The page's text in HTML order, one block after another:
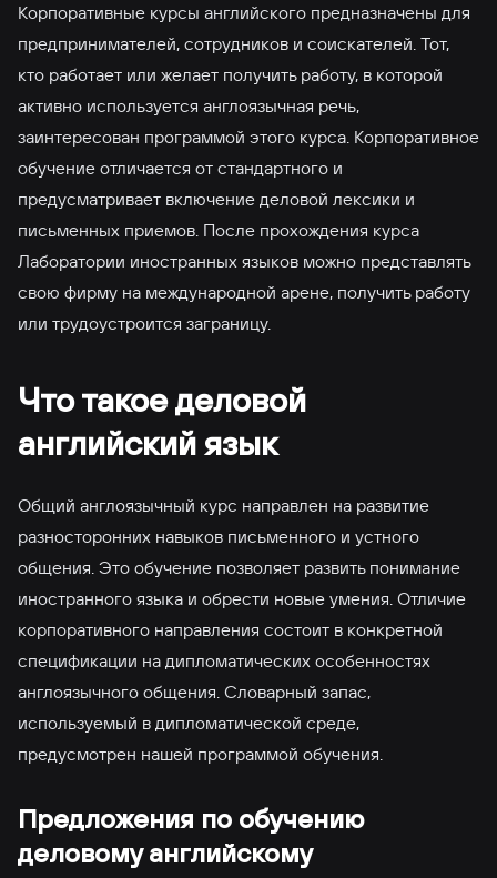
Корпоративные курсы английского предназначены для
предпринимателей, сотрудников и соискателей. Тот,
кто работает или желает получить работу, в которой
активно используется англоязычная речь,
заинтересован программой этого курса. Корпоративное
обучение отличается от стандартного и
предусматривает включение деловой лексики и
письменных приемов. После прохождения курса
Лаборатории иностранных языков можно представлять
свою фирму на международной арене, получить работу
или трудоустроится заграницу.
Что такое деловой
английский язык
Общий англоязычный курс направлен на развитие
разносторонних навыков письменного и устного
общения. Это обучение позволяет развить понимание
иностранного языка и обрести новые умения. Отличие
корпоративного направления состоит в конкретной
спецификации на дипломатических особенностях
англоязычного общения. Словарный запас,
используемый в дипломатической среде,
предусмотрен нашей программой обучения.
Предложения по обучению
деловому английскому